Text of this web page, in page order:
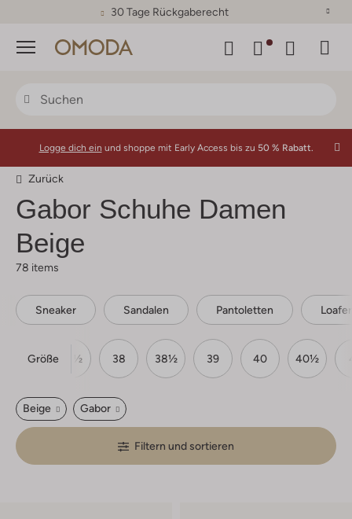
30 Tage Rückgaberecht
Menü
Logge dich ein und shoppe mit Early Access bis zu 50 % Rabatt.
Zurück
Gabor Schuhe Damen
Beige
78 items
Sneaker Sandalen Pantoletten Loafer
Größe
37 37½ 38 38½ 39 40 40½
Beige Gabor
Filtern und sortieren